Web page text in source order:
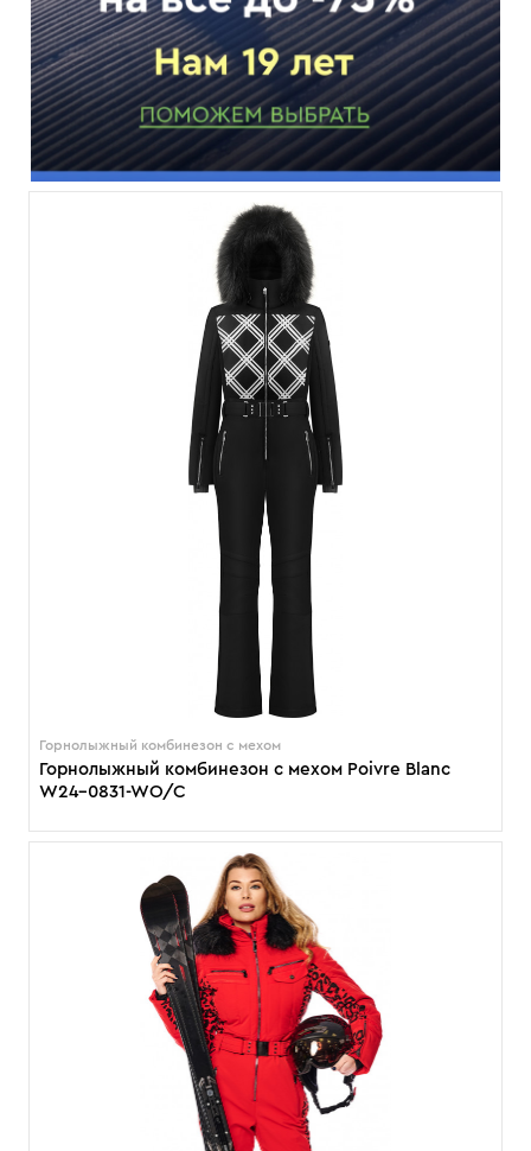
Горнолыжный комбинезон с мехом
Горнолыжный комбинезон с мехом Poivre Blanc
W24-0831-WO/C